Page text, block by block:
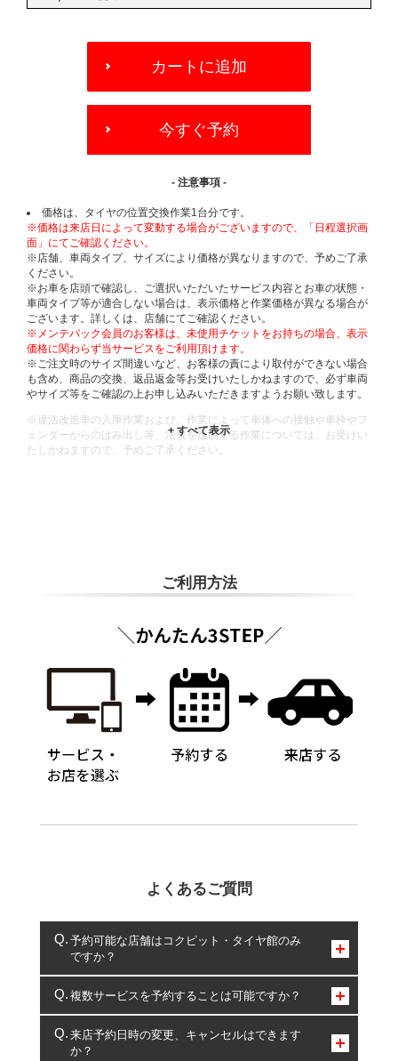
OPTIONS
カートに追加
今すぐ予約
- 注意事項 -
価格は、タイヤの位置交換作業1台分です。
※価格は来店日によって変動する場合がございますので、「日程選択画
面」にてご確認ください。
※店舗、車両タイプ、サイズにより価格が異なりますので、予めご了承
ください。
※お車を店頭で確認し、ご選択いただいたサービス内容とお車の状態・
車両タイプ等が適合しない場合は、表示価格と作業価格が異なる場合が
ございます。詳しくは、店舗にてご確認ください。
※メンテパック会員のお客様は、未使用チケットをお持ちの場合、表示
価格に関わらず当サービスをご利用頂けます。
※ご注文時のサイズ間違いなど、お客様の責により取付ができない場合
も含め、商品の交換、返品返金等お受けいたしかねますので、必ず車両
やサイズ等をご確認の上お申し込みいただきますようお願い致します。
※違法改造車の入庫作業および、作業によって車体への接触や車枠やフ
ェンダーからのはみ出し等、法規を逸脱する作業については、お受けい
たしかねますので、予めご了承ください。
ご利用方法
よくあるご質問
予約可能な店舗はコクピット・タイヤ館のみ
ですか？
コクピット・タイヤ館のみとなります。
複数サービスを予約することは可能ですか？
複数サービスのご予約は可能です。
一部の商品・サービスの組み合わせに限り、同時にご予約が
来店予約日時の変更、キャンセルはできます
か？